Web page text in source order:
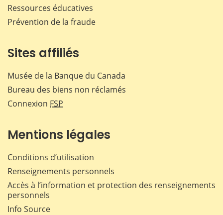
Ressources éducatives
Prévention de la fraude
Sites affiliés
Musée de la Banque du Canada
Bureau des biens non réclamés
Connexion FSP
Mentions légales
Conditions d’utilisation
Renseignements personnels
Accès à l’information et protection des renseignements
personnels
Info Source